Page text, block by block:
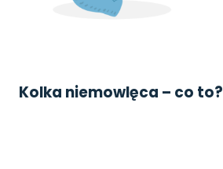
Kolka niemowlęca – co to?